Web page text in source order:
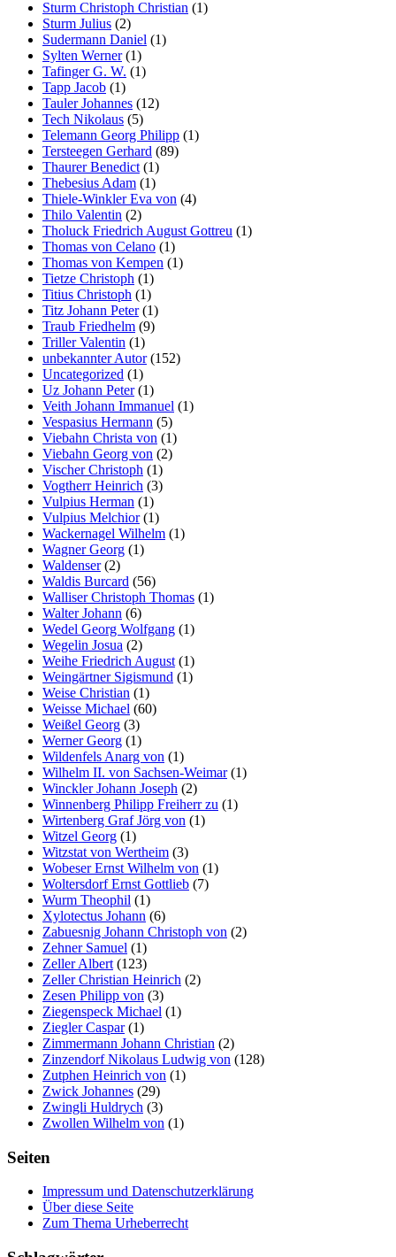
Sturm Christoph Christian (1)
Sturm Julius (2)
Sudermann Daniel (1)
Sylten Werner(1)
Tafinger G. W. (1)
Tapp Jacob (1)
Tauler Johannes (12)
Tech Nikolaus (5)
Telemann Georg Philipp (1)
Tersteegen Gerhard (89)
Thaurer Benedict (1)
Thebesius Adam (1)
Thiele-Winkler Eva von (4)
Thilo Valentin (2)
Tholuck Friedrich August Gottreu (1)
Thomas von Celano (1)
Thomas von Kempen (1)
Tietze Christoph (1)
Titius Christoph (1)
Titz Johann Peter(1)
Traub Friedhelm (9)
Triller Valentin (1)
unbekannter Autor(152)
Uncategorized (1)
Uz Johann Peter(1)
Veith Johann Immanuel (1)
Vespasius Hermann (5)
Viebahn Christa von (1)
Viebahn Georg von (2)
Vischer Christoph (1)
Vogtherr Heinrich (3)
Vulpius Herman (1)
Vulpius Melchior(1)
Wackernagel Wilhelm (1)
Wagner Georg (1)
Waldenser(2)
Waldis Burcard (56)
Walliser Christoph Thomas (1)
Walter Johann (6)
Wedel Georg Wolfgang (1)
Wegelin Josua (2)
Weihe Friedrich August (1)
Weingärtner Sigismund (1)
Weise Christian (1)
Weisse Michael (60)
Weißel Georg (3)
Werner Georg (1)
Wildenfels Anarg von (1)
Wilhelm II. von Sachsen-Weimar(1)
Winckler Johann Joseph (2)
Winnenberg Philipp Freiherr zu (1)
Wirtenberg Graf Jörg von (1)
Witzel Georg (1)
Witzstat von Wertheim (3)
Wobeser Ernst Wilhelm von (1)
Woltersdorf Ernst Gottlieb (7)
Wurm Theophil (1)
Xylotectus Johann (6)
Zabuesnig Johann Christoph von (2)
Zehner Samuel (1)
Zeller Albert (123)
Zeller Christian Heinrich (2)
Zesen Philipp von (3)
Ziegenspeck Michael (1)
Ziegler Caspar(1)
Zimmermann Johann Christian (2)
Zinzendorf Nikolaus Ludwig von (128)
Zutphen Heinrich von (1)
Zwick Johannes (29)
Zwingli Huldrych (3)
Zwollen Wilhelm von (1)
Seiten
Impressum und Datenschutzerklärung
Über diese Seite
Zum Thema Urheberrecht